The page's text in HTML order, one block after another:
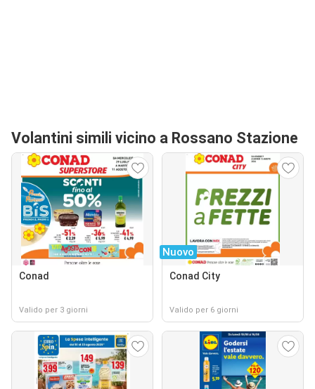
Volantini simili vicino a Rossano Stazione
Conad
Valido per 3 giorni
Nuovo
Conad City
Valido per 6 giorni